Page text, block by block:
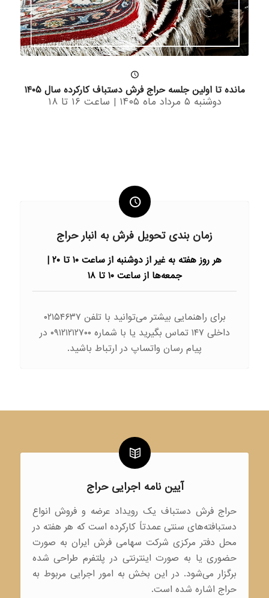
مانده تا اولین جلسه حراج فرش دستباف کارکرده سال ۱۴۰۵
دوشنبه ۵ مرداد ماه ۱۴۰۵ | ساعت ۱۶ تا ۱۸
زمان بندی تحویل فرش به انبار حراج
هر روز هفته به غیر از دوشنبه از ساعت ۱۰ تا ۲۰ |
جمعه‌ها از ساعت ۱۰ تا ۱۸
برای راهنمایی بیشتر می‌توانید با تلفن ۰۲۱۵۴۶۳۷
داخلی ۱۴۷ تماس بگیرید یا با شماره ۰۹۱۲۱۲۱۲۷۰۰ در
پیام رسان واتساپ در ارتباط باشید.
آیین نامه اجرایی حراج
حراج فرش دستباف یک رویداد عرضه و فروش انواع
دستبافته‌های سنتی عمدتاً کارکرده است که هر هفته در
محل دفتر مرکزی شرکت سهامی فرش ایران به صورت
حضوری یا به صورت اینترنتی در پلتفرم طراحی شده
برگزار می‌شود. در این بخش به امور اجرایی مربوط به
حراج اشاره شده است.